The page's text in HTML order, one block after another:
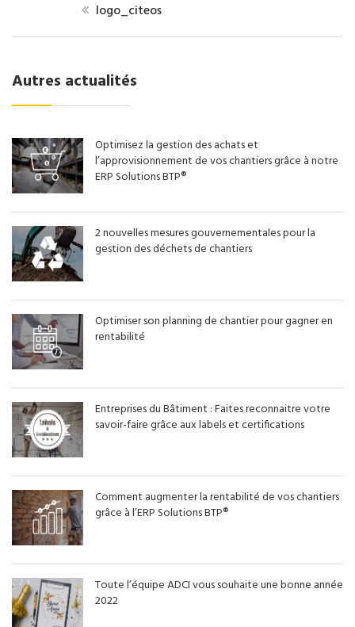
logo_citeos
Autres actualités
Optimisez la gestion des achats et
l’approvisionnement de vos chantiers grâce à notre
ERP Solutions BTP®
2 nouvelles mesures gouvernementales pour la
gestion des déchets de chantiers
Optimiser son planning de chantier pour gagner en
rentabilité
Entreprises du Bâtiment : Faites reconnaitre votre
savoir-faire grâce aux labels et certifications
Comment augmenter la rentabilité de vos chantiers
grâce à l’ERP Solutions BTP®
Toute l’équipe ADCI vous souhaite une bonne année
2022